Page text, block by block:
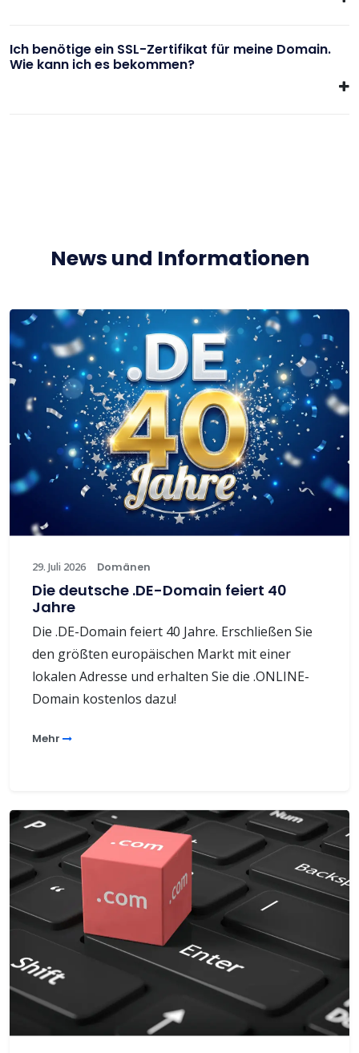
Ich benötige ein SSL-Zertifikat für meine Domain.
Wie kann ich es bekommen?
News und Informationen
29. Juli 2026 Domänen
Die deutsche .DE-Domain feiert 40
Jahre
Die .DE-Domain feiert 40 Jahre. Erschließen Sie
den größten europäischen Markt mit einer
lokalen Adresse und erhalten Sie die .ONLINE-
Domain kostenlos dazu!
Mehr